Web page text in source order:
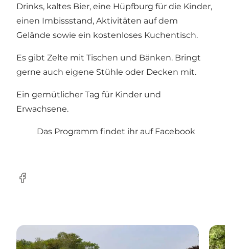
Drinks, kaltes Bier, eine Hüpfburg für die Kinder,
einen Imbissstand, Aktivitäten auf dem
Gelände sowie ein kostenloses Kuchentisch.
Es gibt Zelte mit Tischen und Bänken. Bringt
gerne auch eigene Stühle oder Decken mit.
Ein gemütlicher Tag für Kinder und
Erwachsene.
Das Programm findet ihr auf Facebook
Facebook